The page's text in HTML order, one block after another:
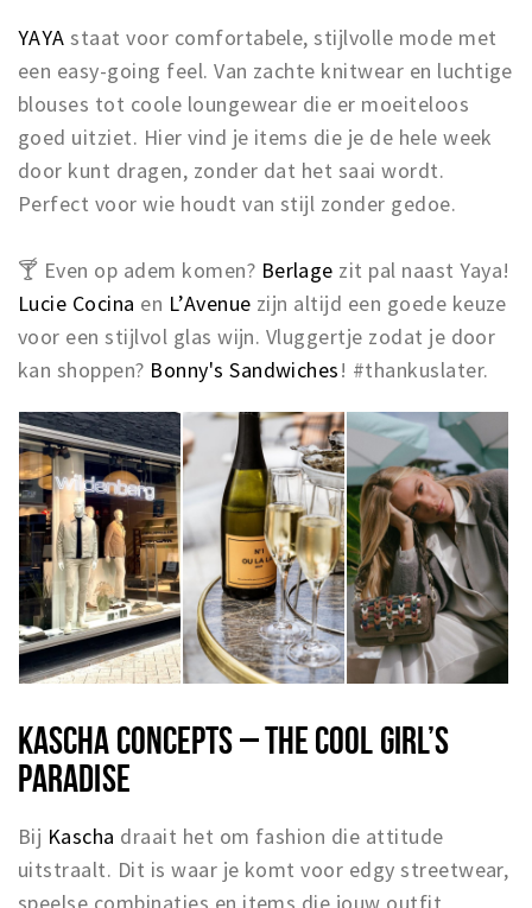
YAYA staat voor comfortabele, stijlvolle mode met
een easy-going feel. Van zachte knitwear en luchtige
blouses tot coole loungewear die er moeiteloos
goed uitziet. Hier vind je items die je de hele week
door kunt dragen, zonder dat het saai wordt.
Perfect voor wie houdt van stijl zonder gedoe.
🍸 Even op adem komen? Berlage zit pal naast Yaya!
Lucie Cocina en L’Avenue zijn altijd een goede keuze
voor een stijlvol glas wijn. Vluggertje zodat je door
kan shoppen? Bonny's Sandwiches! #thankuslater.
KASCHA CONCEPTS – THE COOL GIRL’S
PARADISE
Bij Kascha draait het om fashion die attitude
uitstraalt. Dit is waar je komt voor edgy streetwear,